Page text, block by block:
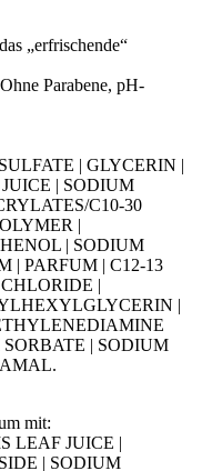
„erfrischende“
Parabene, pH-
| GLYCERIN |
| SODIUM
C10-30
|
| SODIUM
| PARFUM | C12-13
|
|
| SODIUM
mit:
LEAF JUICE |
| SODIUM